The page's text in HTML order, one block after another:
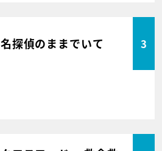
名探偵のままでいて 3